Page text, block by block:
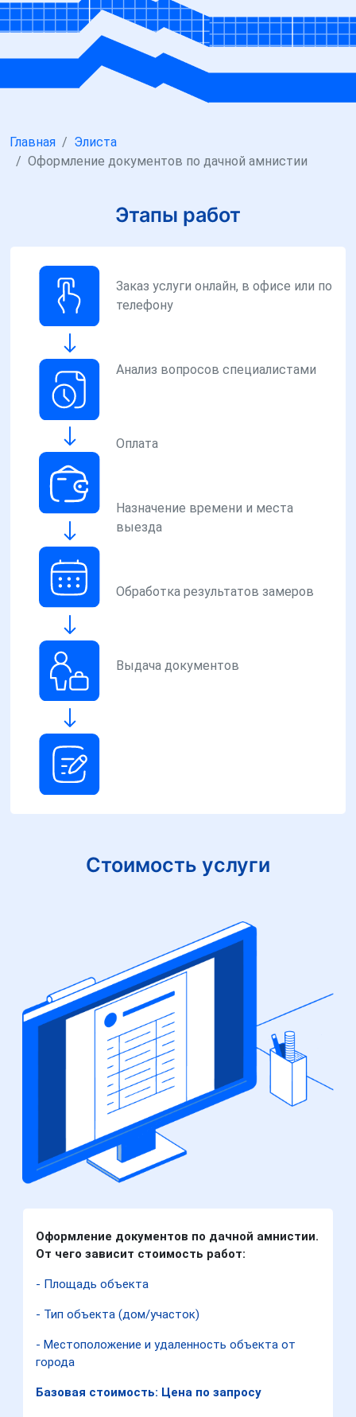
Главная
Элиста
Оформление документов по дачной амнистии
Этапы работ
Заказ услуги онлайн, в офисе или по
телефону
Анализ вопросов специалистами
Оплата
Назначение времени и места
выезда
Обработка результатов замеров
Выдача документов
Стоимость услуги
Оформление документов по дачной амнистии.
От чего зависит стоимость работ:
- Площадь объекта
- Тип объекта (дом/участок)
- Местоположение и удаленность объекта от
города
Базовая стоимость: Цена по запросу